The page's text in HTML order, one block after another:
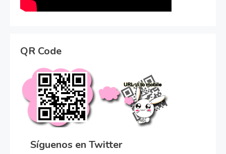
QR Code
Síguenos en Twitter